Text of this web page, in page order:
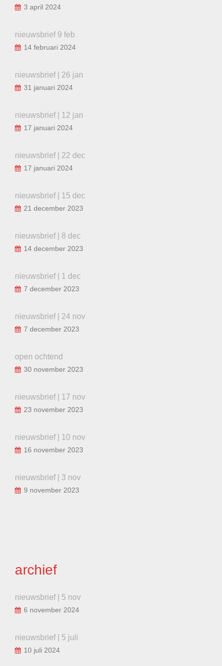
3 april 2024
nieuwsbrief 9 feb
14 februari 2024
nieuwsbrief | 26 jan
31 januari 2024
nieuwsbrief | 12 jan
17 januari 2024
nieuwsbrief | 22 dec
17 januari 2024
nieuwsbrief | 15 dec
21 december 2023
nieuwsbrief | 8 dec
14 december 2023
nieuwsbrief | 1 dec
7 december 2023
nieuwsbrief | 24 nov
7 december 2023
open ochtend
30 november 2023
nieuwsbrief | 17 nov
23 november 2023
nieuwsbrief | 10 nov
16 november 2023
nieuwsbrief | 3 nov
9 november 2023
archief
nieuwsbrief | 5 nov
6 november 2024
nieuwsbrief | 5 juli
10 juli 2024